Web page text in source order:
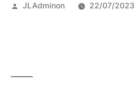
Posted
JLAdminon 22/07/2023